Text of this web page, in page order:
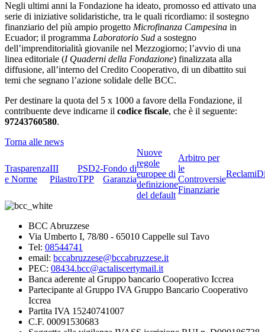
Negli ultimi anni la Fondazione ha ideato, promosso ed attivato una
serie di iniziative solidaristiche, tra le quali ricordiamo: il sostegno
finanziario del più ampio progetto Microfinanza Campesina in
Ecuador; il programma Laboratorio Sud a sostegno
dell’imprenditorialità giovanile nel Mezzogiorno; l’avvio di una
linea editoriale (I Quaderni della Fondazione) finalizzata alla
diffusione, all’interno del Credito Cooperativo, di un dibattito sui
temi che segnano l’azione solidale delle BCC.
Per destinare la quota del 5 x 1000 a favore della Fondazione, il
contribuente deve indicarne il codice fiscale, che è il seguente:
97243760580.
Torna alle news
Trasparenza
e Norme
III
Pilastro
PSD2-
TPP
Fondo di
Garanzia
Nuove
regole
europee di
definizione
del default
Arbitro per
le
Controversie
Finanziarie
Reclami
BCC Abruzzese
Via Umberto I, 78/80 - 65010 Cappelle sul Tavo
Tel: 08544741
email: bccabruzzese@bccabruzzese.it
PEC: 08434.bcc@actaliscertymail.it
Banca aderente al Gruppo bancario Cooperativo Iccrea
Partecipante al Gruppo IVA Gruppo Bancario Cooperativo
Iccrea
Partita IVA 15240741007
C.F. 00091530683